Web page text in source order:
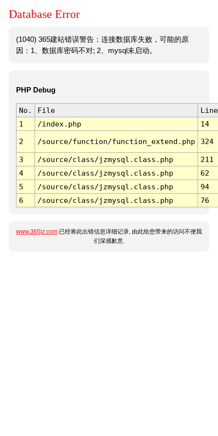
Database Error
(1040) 365建站错误警告：连接数据库失败，可能的原
因：1、数据库密码不对; 2、mysql未启动。
PHP Debug
No. File
Line
1
/index.php 14
2 /source/function/function_extend.php 324
3 /source/class/jzmysql.class.php
211
4
/source/class/jzmysql.class.php
62
5
/source/class/jzmysql.class.php
94
6
/source/class/jzmysql.class.php 76
www.365jz.com 已经将此出错信息详细记录, 由此给您带来的访问不便我
们深感歉意.